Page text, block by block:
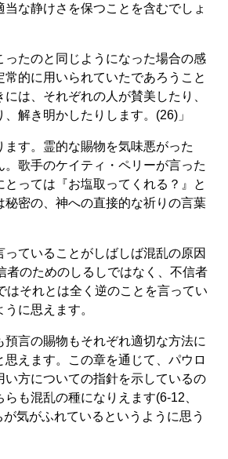
な静けさを保つことを含むでしょ
たのと同じようになった場合の感
的に用いられていたであろうこと
は、それぞれの人が賛美したり、
解き明かしたりします。(26)」
す。霊的な賜物を気味悪がった
歌手のケイティ・ペリーが言った
っては『お塩取ってくれる？』と
密の、神への直接的な祈りの言葉
ていることがしばしば混乱の原因
者のためのしるしではなく、不信者
それとは全く逆のことを言ってい
に思えます。
言の賜物もそれぞれ適切な方法に
えます。この章を通じて、パウロ
方についての指針を示しているの
も混乱の種になりえます(6-12、
気がふれているというように思う